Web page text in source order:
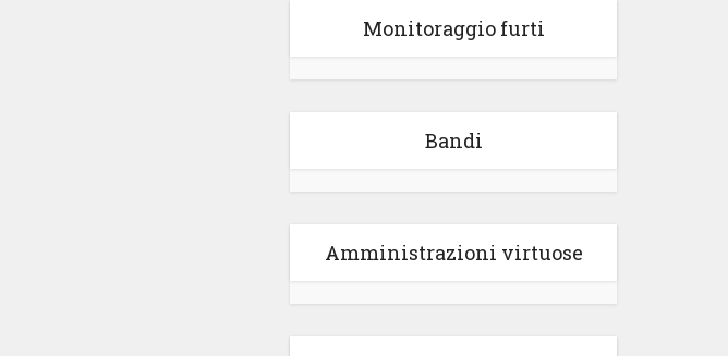
Monitoraggio furti
Bandi
Amministrazioni virtuose